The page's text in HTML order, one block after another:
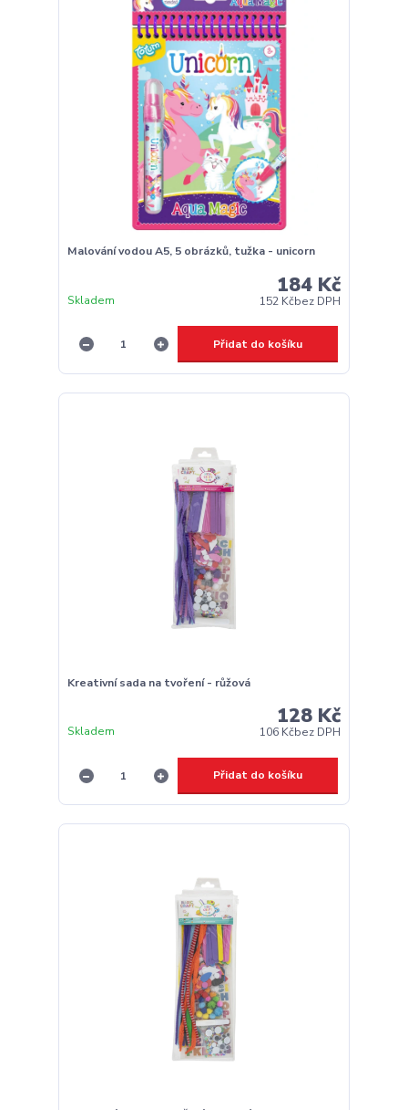
Malování vodou A5, 5 obrázků, tužka - unicorn
184 Kč
152 Kčbez DPH
Skladem
Přidat do košíku
Kreativní sada na tvoření - růžová
128 Kč
106 Kčbez DPH
Skladem
Přidat do košíku